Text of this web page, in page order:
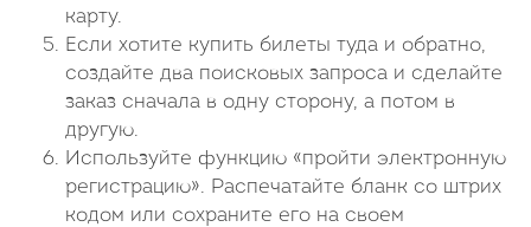
карту.
Если хотите купить билеты туда и обратно,
создайте два поисковых запроса и сделайте
заказ сначала в одну сторону, а потом в
другую.
Используйте функцию «пройти электронную
регистрацию». Распечатайте бланк со штрих
кодом или сохраните его на своем